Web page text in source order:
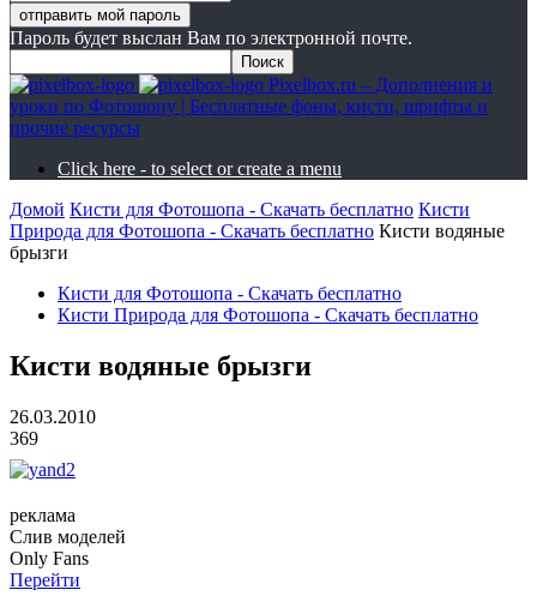
Пароль будет выслан Вам по электронной почте.
Pixelbox.ru – Дополнения и
уроки по Фотошопу | Бесплатные фоны, кисти, шрифты и
прочие ресурсы
Click here - to select or create a menu
Домой Кисти для Фотошопа - Скачать бесплатно Кисти
Природа для Фотошопа - Скачать бесплатно Кисти водяные
брызги
Кисти для Фотошопа - Скачать бесплатно
Кисти Природа для Фотошопа - Скачать бесплатно
Кисти водяные брызги
26.03.2010
369
реклама
Слив моделей
Only Fans
Перейти